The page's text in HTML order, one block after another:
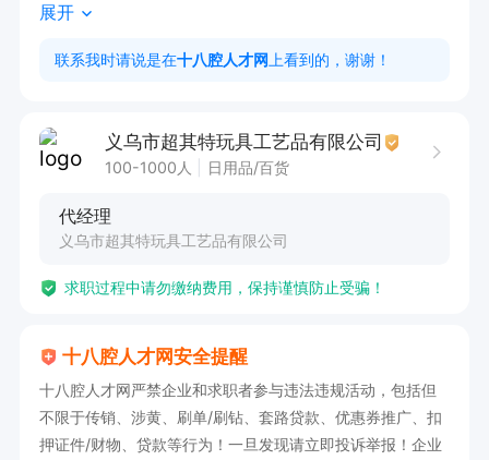
3. 具备良好沟通协调能力，抗压能力强
4. 熟悉跟单流程，有工厂跟单经验者优先
节假
展开
联系我时请说是在十八腔人才网 上看到的，谢谢！
义乌市超其特玩具工艺品有限公司
100-1000人 日用品/百货
代经理
义乌市超其特玩具工艺品有限公司
求职过程中请勿缴纳费用，保持谨慎防止受骗！
十八腔人才网安全提醒
十八腔人才网严禁企业和求职者参与违法违规活动，包括但
不限于传销、涉黄、刷单/刷钻、套路贷款、优惠券推广、扣
押证件/财物、贷款等行为！一旦发现请立即投诉举报！企业